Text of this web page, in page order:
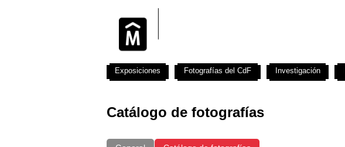
Catálogo de fotografías
Exposiciones Fotografías del CdF Investigación